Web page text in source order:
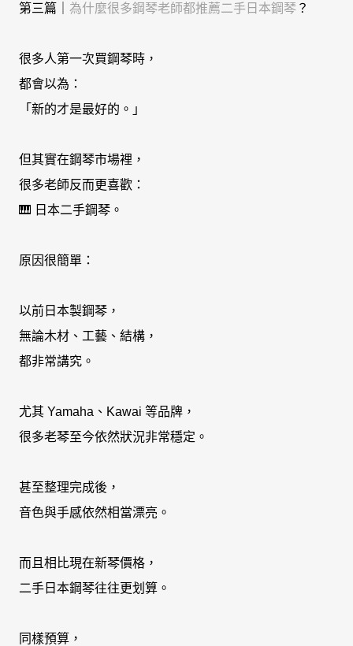
第三篇｜ 為什麼很多鋼琴老師都推薦二手日本鋼琴 ？
很多人第一次買鋼琴時，
都會以為：
「新的才是最好的。」
但其實在鋼琴市場裡，
很多老師反而更喜歡：
🎹 日本二手鋼琴。
原因很簡單：
以前日本製鋼琴，
無論木材、工藝、結構，
都非常講究。
尤其 Yamaha、Kawai 等品牌，
很多老琴至今依然狀況非常穩定。
甚至整理完成後，
音色與手感依然相當漂亮。
而且相比現在新琴價格，
二手日本鋼琴往往更划算。
同樣預算，